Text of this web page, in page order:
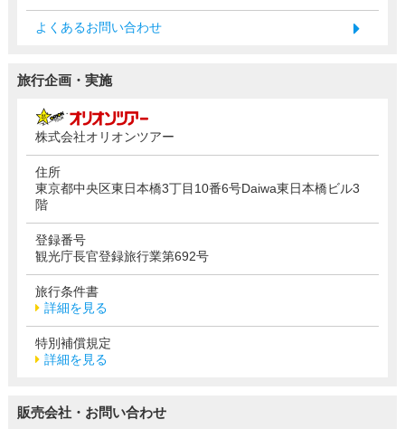
よくあるお問い合わせ
旅行企画・実施
株式会社オリオンツアー
住所
東京都中央区東日本橋3丁目10番6号Daiwa東日本橋ビル3
階
登録番号
観光庁長官登録旅行業第692号
旅行条件書
詳細を見る
特別補償規定
詳細を見る
販売会社・お問い合わせ